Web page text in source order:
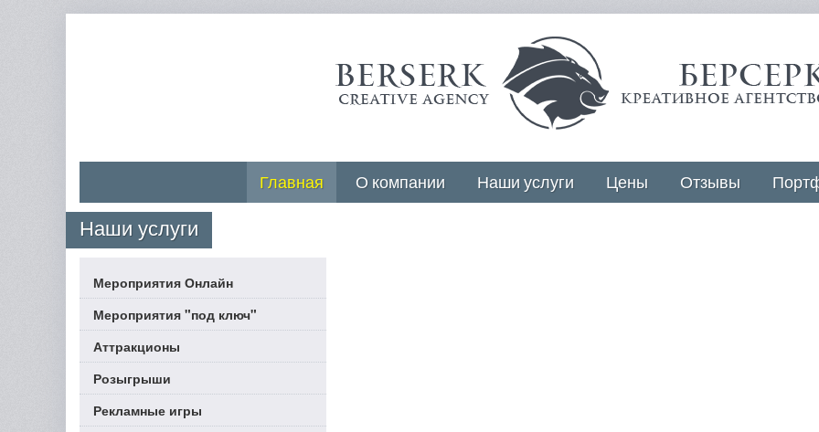
Главная О компании Наши услуги Цены Отзывы
Наши услуги
Мероприятия Онлайн
Мероприятия "под ключ"
Аттракционы
Розыгрыши
Рекламные игры